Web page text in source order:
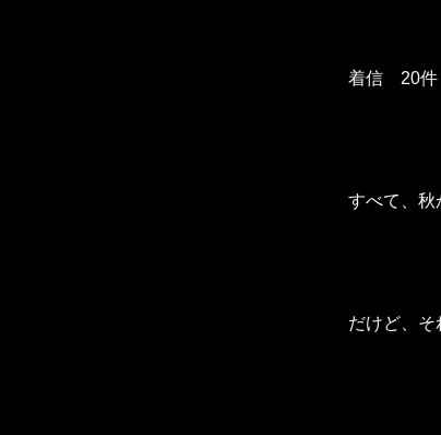
着信 20
すべて、秋
だけど、そ